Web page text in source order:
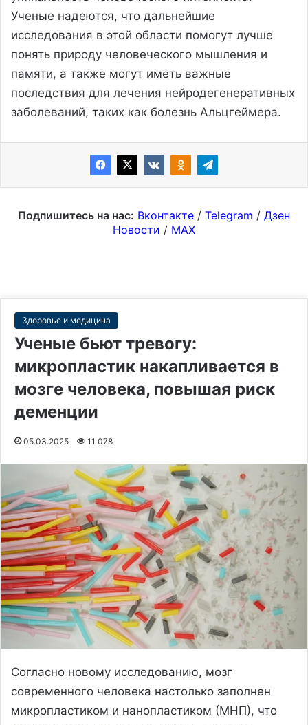
Ученые надеются, что дальнейшие
исследования в этой области помогут лучше
понять природу человеческого мышления и
памяти, а также могут иметь важные
последствия для лечения нейродегенеративных
заболеваний, таких как болезнь Альцгеймера.
Подпишитесь на нас: Вконтакте / Telegram / Дзен
Новости / MAX